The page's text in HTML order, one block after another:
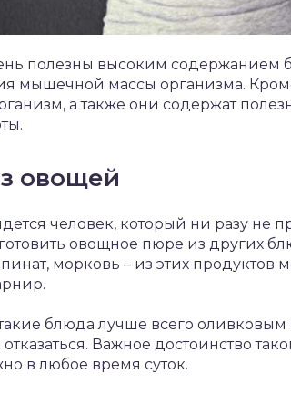
полезны высоким содержанием
мышечной массы организма.
а также они содержат
овощей
человек, который ни разу не
овощное пюре из других
морковь – из этих продуктов
блюда лучше всего оливковым
Важное достоинство
в любое время суток.